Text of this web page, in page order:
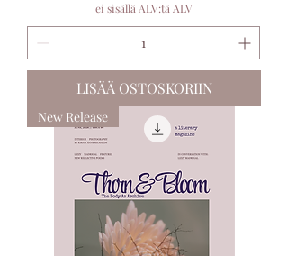
ei sisällä ALV:tä ALV
LISÄÄ OSTOSKORIIN
New Release